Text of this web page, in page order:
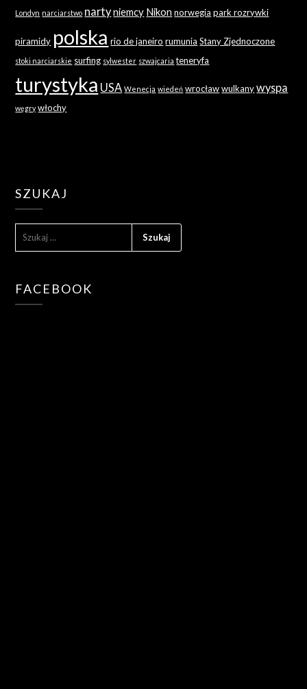
Londyn narciarstwo nartyniemcy Nikon norwegia park rozrywki
piramidy polska rio de janeiro rumunia Stany Zjednoczone
stoki narciarskie surfing sylwester szwajcaria teneryfa
turystyka USA Wenecja wiedeń wrocław wulkany wyspa
węgry włochy
SZUKAJ
FACEBOOK